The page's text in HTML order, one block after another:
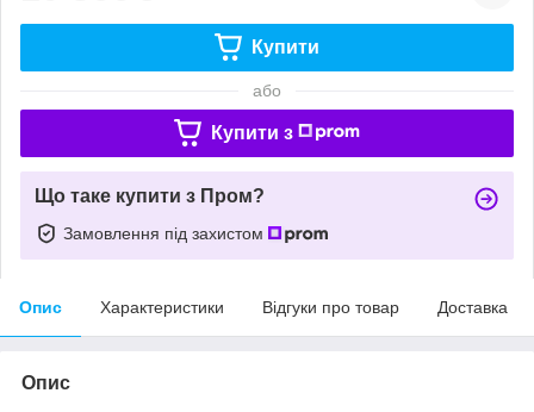
Купити
або
Купити з
Що таке купити з Пром?
Замовлення під захистом
Опис Характеристики Відгуки про товар Доставка
Опис